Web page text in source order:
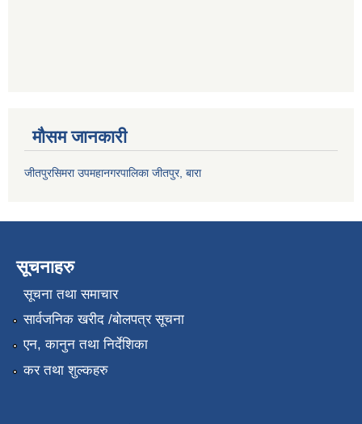
मौसम जानकारी
जीतपुरसिमरा उपमहानगरपालिका जीतपुर, बारा
सूचनाहरु
सूचना तथा समाचार
सार्वजनिक खरीद /बोलपत्र सूचना
एन, कानुन तथा निर्देशिका
कर तथा शुल्कहरु